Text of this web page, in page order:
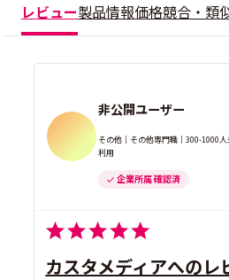
レビュー製品情報価格競合・類
非公開ユーザー
その他｜その他専門職｜300-1000
利用
企業所属 確認済
カスタメディアへのレ